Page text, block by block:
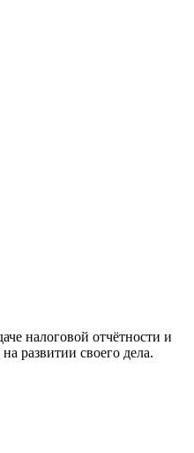
налоговой отчётности и
развитии своего дела.